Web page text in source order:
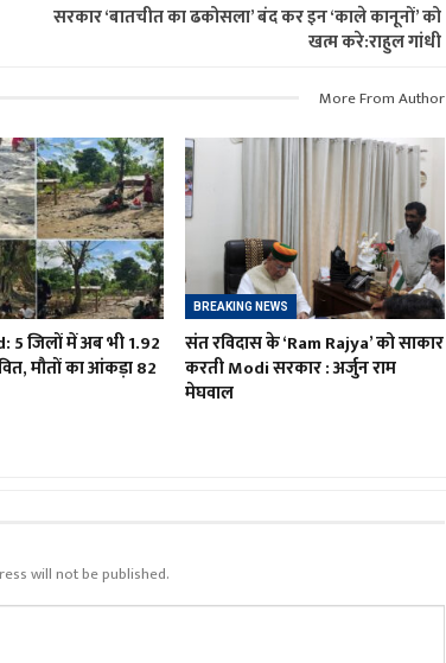
सरकार ‘बातचीत का ढकोसला’ बंद कर इन ‘काले कानूनों’ को
खत्म करे:राहुल गांधी
More From Author
5 जिलों में अब भी 1.92
मौतों का आंकड़ा 82
BREAKING NEWS
संत रविदास के ‘Ram Rajya’ को साकार
करती Modi सरकार : अर्जुन राम
मेघवाल
will not be published.